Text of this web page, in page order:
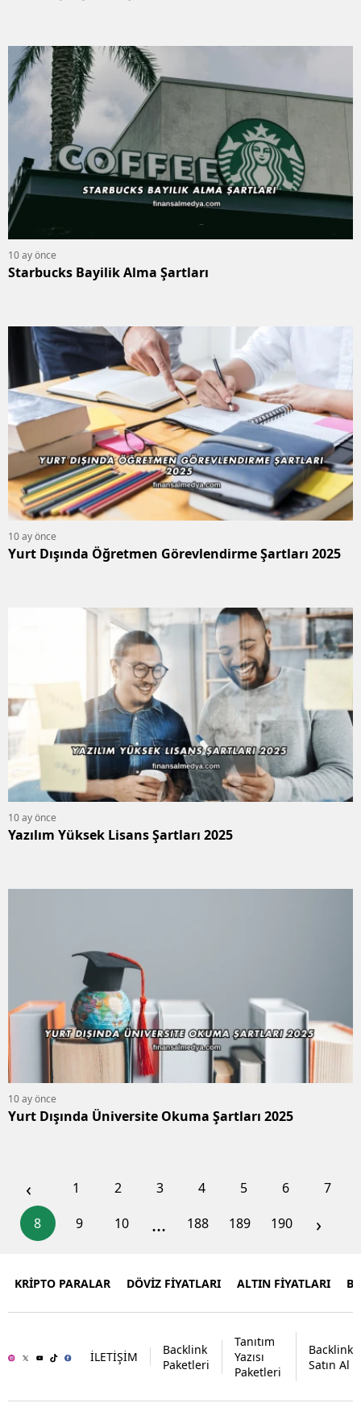
10 ay önce
Starbucks Bayilik Alma Şartları
10 ay önce
Yurt Dışında Öğretmen Görevlendirme Şartları 2025
10 ay önce
Yazılım Yüksek Lisans Şartları 2025
10 ay önce
Yurt Dışında Üniversite Okuma Şartları 2025
‹ 1 2 3 4 5 6
7
8
9 10 ... 188 189 190 ›
KRİPTO PARALAR DÖVİZ FİYATLARI ALTIN FİYATLARI
İLETİŞİM
Backlink
Paketleri
Tanıtım
Yazısı
Paketleri
Backlink
Satın Al